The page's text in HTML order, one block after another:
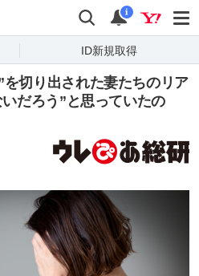
検索 通知
i
ID新規取得
切り出された妻たちのリア
だろう”と思っていたの